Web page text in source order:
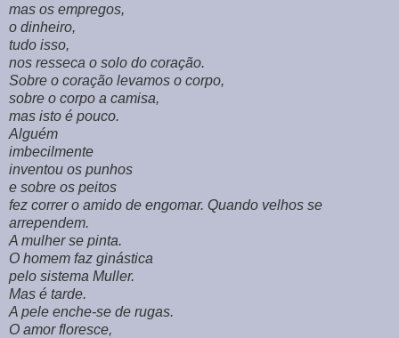
mas os empregos,
o dinheiro,
tudo isso,
nos resseca o solo do coração.
Sobre o coração levamos o corpo,
sobre o corpo a camisa,
mas isto é pouco.
Alguém
imbecilmente
inventou os punhos
e sobre os peitos
fez correr o amido de engomar. Quando velhos se
arrependem.
A mulher se pinta.
O homem faz ginástica
pelo sistema Muller.
Mas é tarde.
A pele enche-se de rugas.
O amor floresce,